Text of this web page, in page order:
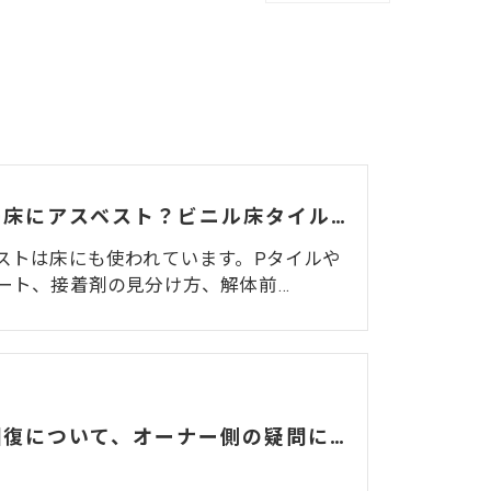
店舗の床にアスベスト？ビニル床タイル（Pタイル）・長尺シート（ビニル床シート）・接着剤の見分け方と解体前の注意点
トは床にも使われています。Pタイルや
ト、接着剤の見分け方、解体前…
原状回復について、オーナー側の疑問にお答えします！